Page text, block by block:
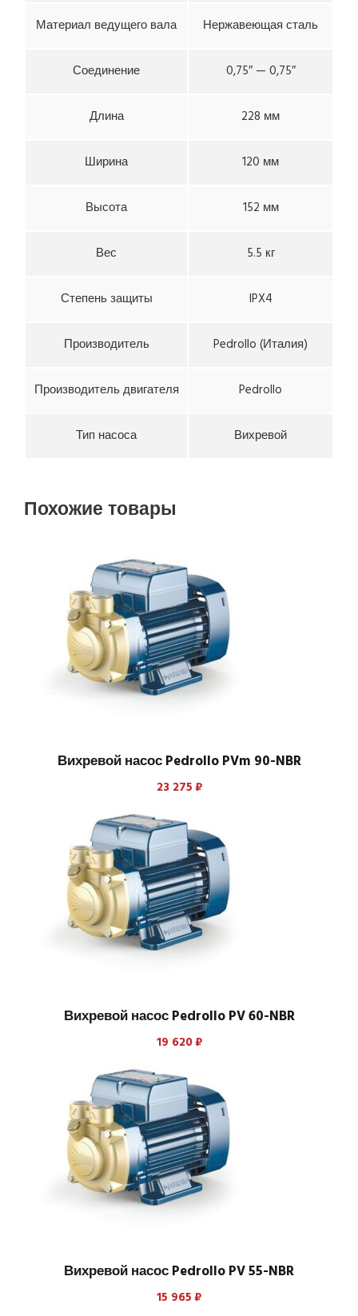
Материал ведущего вала Нержавеющая сталь
Соединение 0,75″ — 0,75″
Длина 228 мм
Ширина 120 мм
Высота 152 мм
Вес 5.5 кг
Степень защиты IPX4
Производитель Pedrollo (Италия)
Производитель двигателя Pedrollo
Тип насоса Вихревой
Похожие товары
Вихревой насос Pedrollo PVm 90-NBR
23 275₽
Вихревой насос Pedrollo PV 60-NBR
19 620₽
Вихревой насос Pedrollo PV 55-NBR
15 965₽